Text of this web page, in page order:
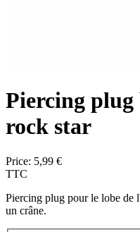
Piercing
rock star
Price: 5,99 €
TTC
Piercing plug pour le lobe de
un crâne.